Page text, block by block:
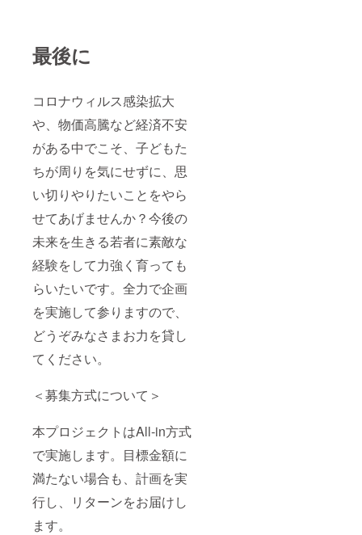
最後に
コロナウィルス感染拡大
や、物価高騰など経済不安
がある中でこそ、子どもた
ちが周りを気にせずに、思
い切りやりたいことをやら
せてあげませんか？今後の
未来を生きる若者に素敵な
経験をして力強く育っても
らいたいです。全力で企画
を実施して参りますので、
どうぞみなさまお力を貸し
てください。
＜募集方式について＞
本プロジェクトはAll-in方式
で実施します。目標金額に
満たない場合も、計画を実
行し、リターンをお届けし
ます。